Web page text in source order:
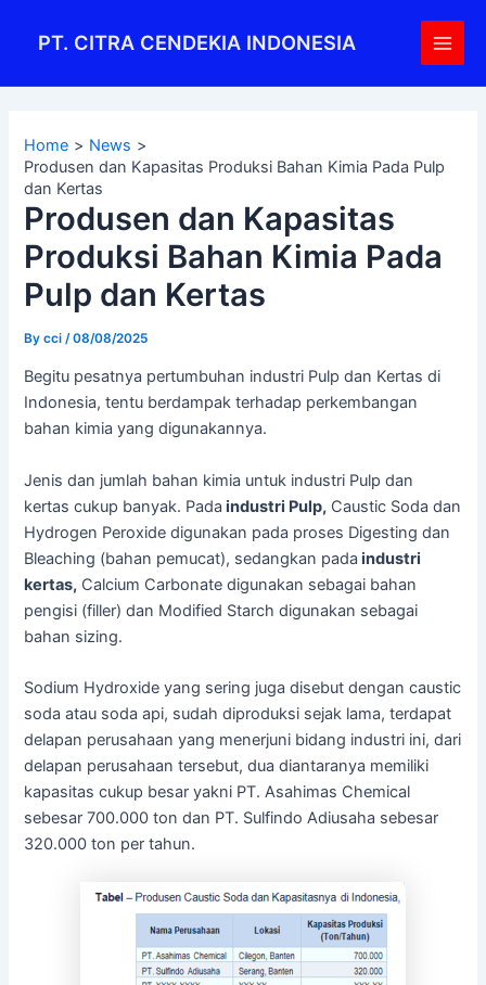
PT. CITRA CENDEKIA INDONESIA
Main
Home
News
Produsen dan Kapasitas Produksi Bahan Kimia Pada Pulp
dan Kertas
Produsen dan Kapasitas
Produksi Bahan Kimia Pada
Pulp dan Kertas
Bycci /08/08/2025
Begitu pesatnya pertumbuhan industri Pulp dan Kertas di
Indonesia, tentu berdampak terhadap perkembangan
bahan kimia yang digunakannya.
Jenis dan jumlah bahan kimia untuk industri Pulp dan
kertas cukup banyak. Pada industri Pulp, Caustic Soda dan
Hydrogen Peroxide digunakan pada proses Digesting dan
Bleaching (bahan pemucat), sedangkan pada industri
kertas, Calcium Carbonate digunakan sebagai bahan
pengisi (filler) dan Modified Starch digunakan sebagai
bahan sizing.
Sodium Hydroxide yang sering juga disebut dengan caustic
soda atau soda api, sudah diproduksi sejak lama, terdapat
delapan perusahaan yang menerjuni bidang industri ini, dari
delapan perusahaan tersebut, dua diantaranya memiliki
kapasitas cukup besar yakni PT. Asahimas Chemical
sebesar 700.000 ton dan PT. Sulfindo Adiusaha sebesar
320.000 ton per tahun.
navigation